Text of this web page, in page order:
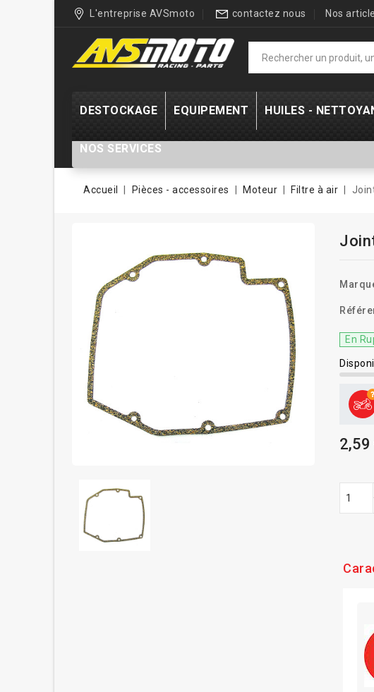
L'entreprise AVSmoto contactez nous Nos
DESTOCKAGE EQUIPEMENT HUILES -
NOS SERVICES
Accueil Pièces - accessoires Moteur Filtre à air
En
2,59